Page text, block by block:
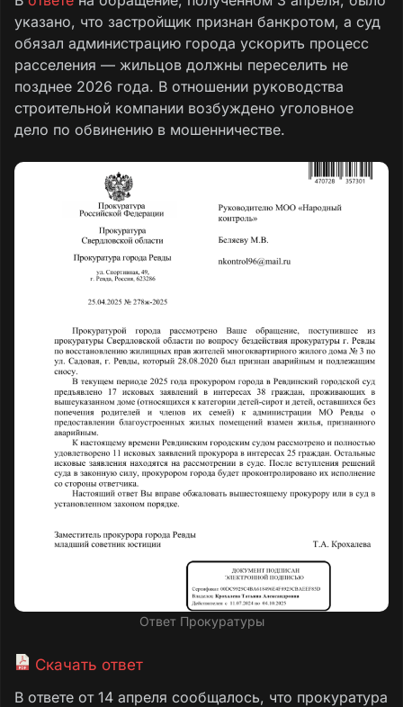
указано, что застройщик признан банкротом, а суд
обязал администрацию города ускорить процесс
расселения — жильцов должны переселить не
позднее 2026 года. В отношении руководства
строительной компании возбуждено уголовное
дело по обвинению в мошенничестве.
Ответ Прокуратуры
Скачать ответ
В ответе от 14 апреля сообщалось, что прокуратура